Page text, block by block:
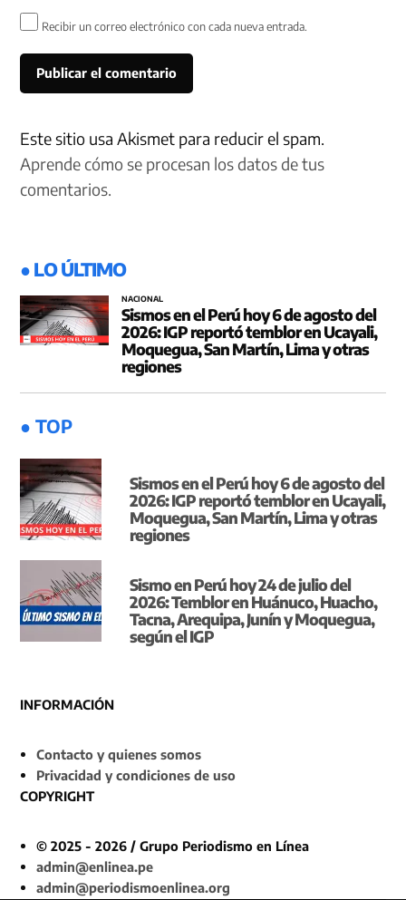
Recibir un correo electrónico con cada nueva entrada.
Este sitio usa Akismet para reducir el spam.
Aprende cómo se procesan los datos de tus
comentarios.
● LO ÚLTIMO
NACIONAL
Sismos en el Perú hoy 6 de agosto del
2026: IGP reportó temblor en Ucayali,
Moquegua, San Martín, Lima y otras
regiones
● TOP
Sismos en el Perú hoy 6 de agosto del
2026: IGP reportó temblor en Ucayali,
Moquegua, San Martín, Lima y otras
regiones
Sismo en Perú hoy 24 de julio del
2026: Temblor en Huánuco, Huacho,
Tacna, Arequipa, Junín y Moquegua,
según el IGP
INFORMACIÓN
Contacto y quienes somos
Privacidad y condiciones de uso
COPYRIGHT
© 2025 - 2026 / Grupo Periodismo en Línea
admin@enlinea.pe
admin@periodismoenlinea.org